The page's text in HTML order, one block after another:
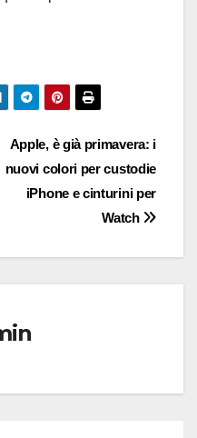
Apple, è già primavera: i
nuovi colori per custodie
iPhone e cinturini per
Watch